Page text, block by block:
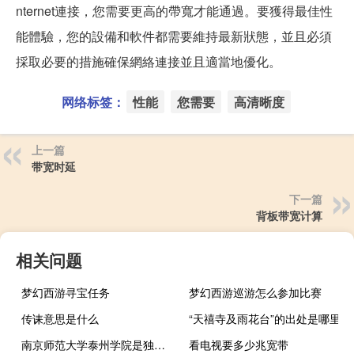
nternet連接，您需要更高的帶寬才能通過。要獲得最佳性
能體驗，您的設備和軟件都需要維持最新狀態，並且必須
採取必要的措施確保網絡連接並且適當地優化。
网络标签： 性能 您需要 高清晰度
上一篇
带宽时延
下一篇
背板带宽计算
相关问题
梦幻西游寻宝任务
梦幻西游巡游怎么参加比赛
传诔意思是什么
“天禧寺及雨花台”的出处是哪里
南京师范大学泰州学院是独立学院吗
看电视要多少兆宽带